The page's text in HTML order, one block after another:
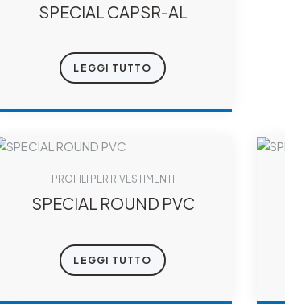
SPECIAL CAPSR-AL
LEGGI TUTTO
PROFILI PER RIVESTIMENTI
SPECIAL ROUND PVC
LEGGI TUTTO